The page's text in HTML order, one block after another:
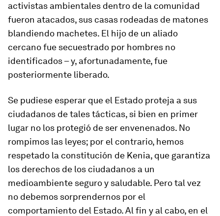
activistas ambientales dentro de la comunidad
fueron atacados, sus casas rodeadas de matones
blandiendo machetes. El hijo de un aliado
cercano fue secuestrado por hombres no
identificados – y, afortunadamente, fue
posteriormente liberado.
Se pudiese esperar que el Estado proteja a sus
ciudadanos de tales tácticas, si bien en primer
lugar no los protegió de ser envenenados. No
rompimos las leyes; por el contrario, hemos
respetado la constitución de Kenia, que garantiza
los derechos de los ciudadanos a un
medioambiente seguro y saludable. Pero tal vez
no debemos sorprendernos por el
comportamiento del Estado. Al fin y al cabo, en el